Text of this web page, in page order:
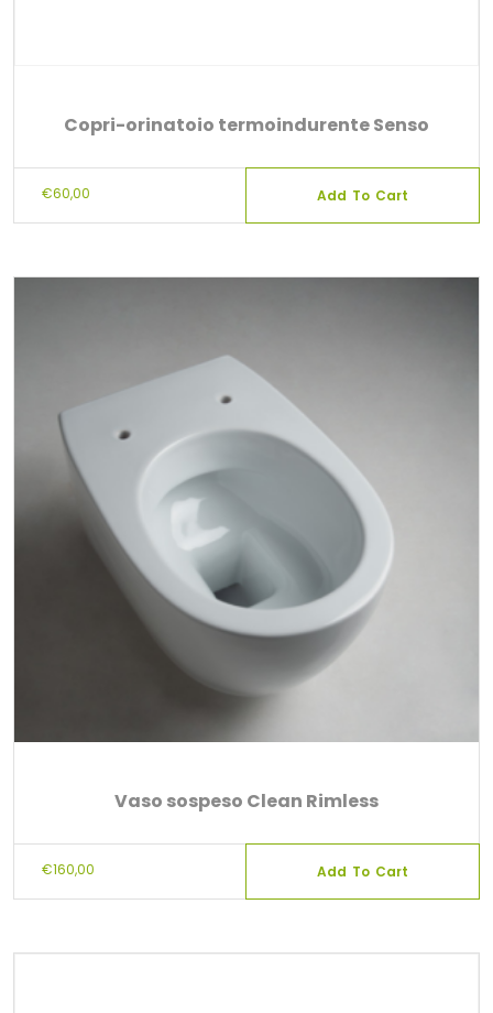
Copri-orinatoio termoindurente Senso
€60,00 Add To Cart
Vaso sospeso Clean Rimless
€160,00 Add To Cart